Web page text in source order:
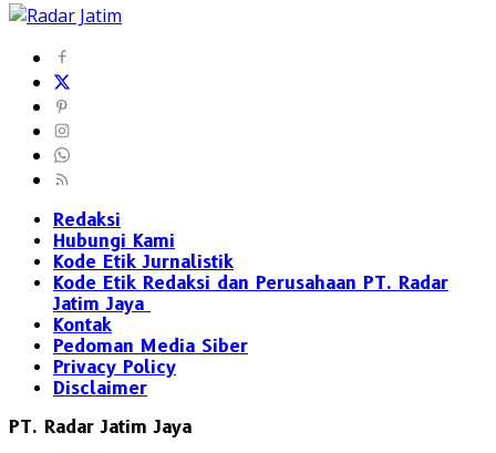
Redaksi
Hubungi Kami
Kode Etik Jurnalistik
Kode Etik Redaksi dan Perusahaan PT. Radar
Jatim Jaya
Kontak
Pedoman Media Siber
Privacy Policy
Disclaimer
PT. Radar Jatim Jaya